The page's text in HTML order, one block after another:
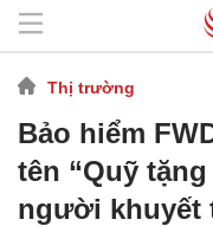
Thị trường
Bảo hiểm
tên “Quỹ
người khuyết